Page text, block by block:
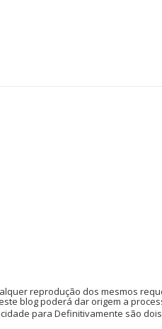
reprodução dos mesmos
blog poderá dar origem a
para Definitivamente são